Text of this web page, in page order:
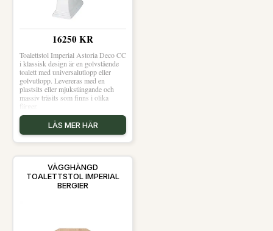
16250 KR
Toalettstol Imperial Astoria Deco CC
i klassisk design är en golvstående
toalett med universalutlopp eller
golvutlopp. Levereras med en
plastsits eller mjukstängande och
massiv träsits som finns i olika
färger.
LÄS MER HÄR
VÄGGHÄNGD
TOALETTSTOL IMPERIAL
BERGIER